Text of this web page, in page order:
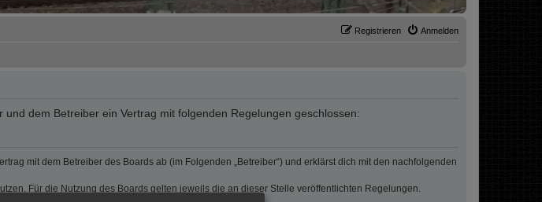
Anmelden
Registrieren
dem Betreiber ein Vertrag mit folgenden Regelungen geschlossen:
mit dem Betreiber des Boards ab (im Folgenden „Betreiber“) und erklärst dich mit den nachfolgenden
Für die Nutzung des Boards gelten jeweils die an dieser Stelle veröffentlichten Regelungen.